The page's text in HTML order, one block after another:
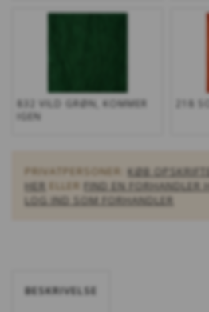
832 VILD GRØN, KOMMER
IGEN
218
PRIVATPERSONER: KØB
HER ELLER FIND EN FORHANDLER
LOG IND SOM FORHANDLER
BESKRIVELSE